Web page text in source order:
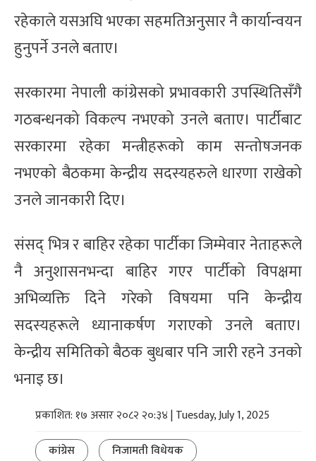
रहेकाले यसअघि भएका सहमतिअनुसार नै कार्यान्वयन
हुनुपर्ने उनले बताए।
सरकारमा नेपाली कांग्रेसको प्रभावकारी उपस्थितिसँगै
गठबन्धनको विकल्प नभएको उनले बताए। पार्टीबाट
सरकारमा रहेका मन्त्रीहरूको काम सन्तोषजनक
नभएको बैठकमा केन्द्रीय सदस्यहरुले धारणा राखेको
उनले जानकारी दिए।
संसद् भित्र र बाहिर रहेका पार्टीका जिम्मेवार नेताहरूले
नै अनुशासनभन्दा बाहिर गएर पार्टीको विपक्षमा
अभिव्यक्ति दिने गरेको विषयमा पनि केन्द्रीय
सदस्यहरूले ध्यानाकर्षण गराएको उनले बताए।
केन्द्रीय समितिको बैठक बुधबार पनि जारी रहने उनको
भनाइ छ।
प्रकाशित: १७ असार २०८२ २०:३४ | Tuesday, July 1, 2025
कांग्रेस
निजामती विधेयक